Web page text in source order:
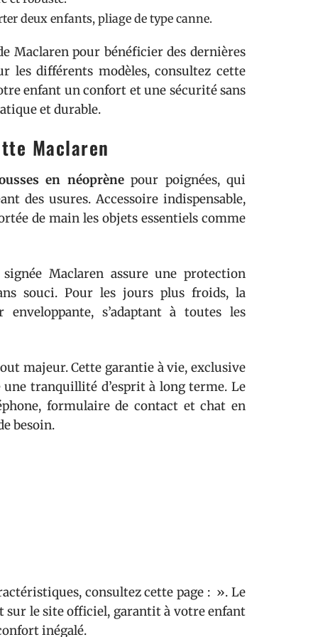
deux enfants, pliage de type canne.
Maclaren pour bénéficier des dernières
les différents modèles, consultez cette
enfant un confort et une sécurité sans
et durable.
Maclaren
en néoprènepour poignées, qui
des usures. Accessoire indispensable,
de main les objets essentiels comme
Maclaren assure une protection
souci. Pour les jours plus froids, la
s’adaptant à toutes les
majeur. Cette garantie à vie, exclusive
tranquillité d’esprit à long terme. Le
formulaire de contact et chat en
besoin.
consultez cette page : ». Le
sur le site officiel, garantit à votre enfant
inégalé.